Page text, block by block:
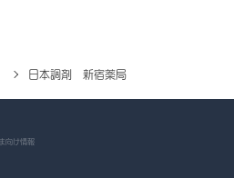
日本調剤 新宿薬局
向け情報